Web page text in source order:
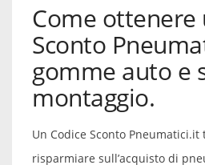
Come ottenere
Sconto
gomme auto e
montaggio.
Un Codice Sconto
risparmiare sull’acquisto di